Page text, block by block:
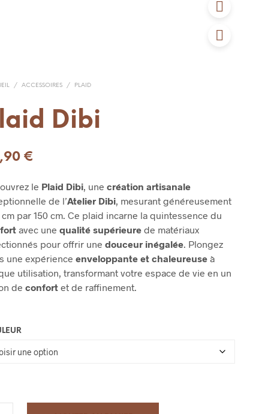
/ ACCESSOIRES / PLAID
Dibi
€
le Plaid Dibi, une création artisanale
de l’Atelier Dibi, mesurant généreusement
cm par 150 cm. Ce plaid incarne la quintessence du
avec une qualité supérieurede matériaux
pour offrir une douceur inégalée. Plongez
une expérience enveloppante et chaleureuseà
utilisation, transformant votre espace de vie en un
de confortet de raffinement.